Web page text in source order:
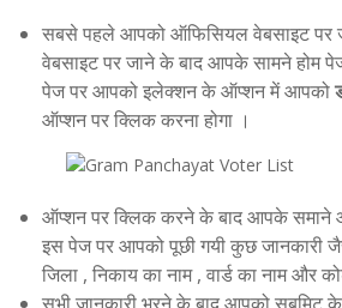
सबसे पहले आपको ऑफिसियल वेबसाइट पर
वेबसाइट पर जाने के बाद आपके सामने होम
पेज पर आपको इलेक्शन के ऑप्शन में आपको
ऑप्शन पर क्लिक करना होगा ।
ऑप्शन पर क्लिक करने के बाद आपके समाने
इस पेज पर आपको पूछी गयी कुछ जानकारी
जिला , निकाय का नाम , वार्ड का नाम और